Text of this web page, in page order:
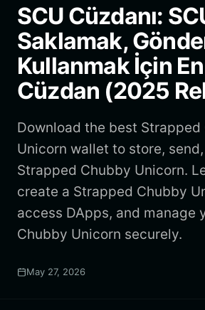
Bahasa Indonesia
ภาษาไทย
हिन्दी
Español
Português (Brasil)
SCU Cüzdanı:
Saklamak,
Kullanmak İçin
Cüzdan (2025
Download the best Strapped
Unicorn wallet to store,
Strapped Chubby Unicorn.
create a Strapped Chubby
access DApps, and manage
Chubby Unicorn securely.
May 27, 2026